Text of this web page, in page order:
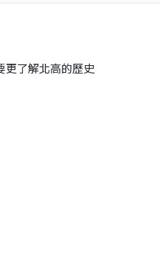
更了解北高的歷史